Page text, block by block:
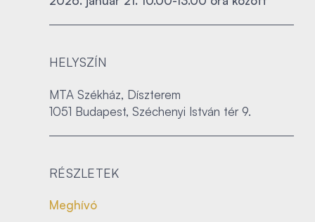
HELYSZÍN
MTA Székház, Díszterem
1051 Budapest, Széchenyi István tér 9.
RÉSZLETEK
Meghívó